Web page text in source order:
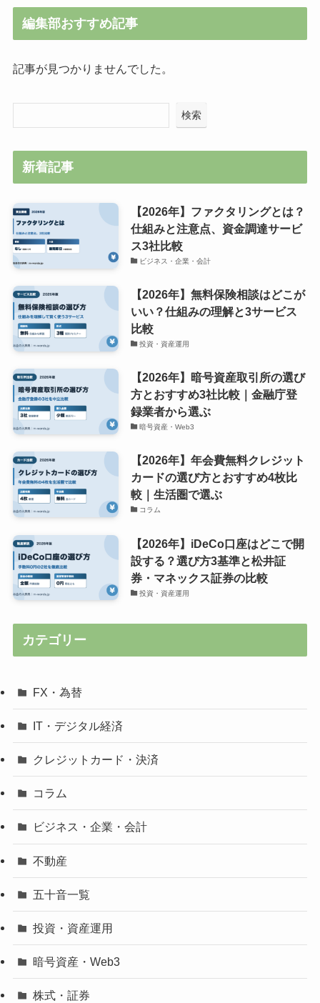
編集部おすすめ記事
記事が見つかりませんでした。
検索
新着記事
【2026年】ファクタリングとは？
仕組みと注意点、資金調達サービ
ス3社比較
ビジネス・企業・会計
【2026年】無料保険相談はどこが
いい？仕組みの理解と3サービス
比較
投資・資産運用
【2026年】暗号資産取引所の選び
方とおすすめ3社比較｜金融庁登
録業者から選ぶ
暗号資産・Web3
【2026年】年会費無料クレジット
カードの選び方とおすすめ4枚比
較｜生活圏で選ぶ
コラム
【2026年】iDeCo口座はどこで開
設する？選び方3基準と松井証
券・マネックス証券の比較
投資・資産運用
カテゴリー
FX・為替
IT・デジタル経済
クレジットカード・決済
コラム
ビジネス・企業・会計
不動産
五十音一覧
投資・資産運用
暗号資産・Web3
株式・証券